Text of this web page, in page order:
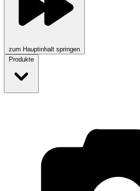
zum Hauptinhalt springen
Produkte